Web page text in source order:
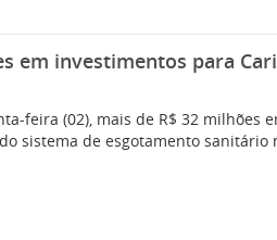
em investimentos para
feira (02), mais de R$ 32 milhões
sistema de esgotamento sanitário